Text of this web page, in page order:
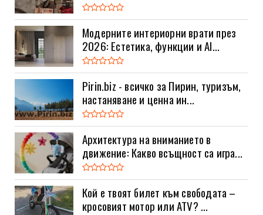
Модерните интериорни врати през
2026: Естетика, функции и AI...
Pirin.biz - всичко за Пирин, туризъм,
настаняване и ценна ин...
Архитектура на вниманието в
движение: Какво всъщност са игра...
Кой е твоят билет към свободата –
кросовият мотор или ATV? ...